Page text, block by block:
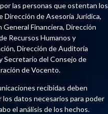
las personas que ostentan los
Dirección de Asesoría Jurídica,
General Financiera, Dirección
Recursos Humanos y
Dirección de Auditoría
Secretario del Consejo de
de Vocento.
recibidas deben
datos necesarios para poder
el análisis de los hechos.